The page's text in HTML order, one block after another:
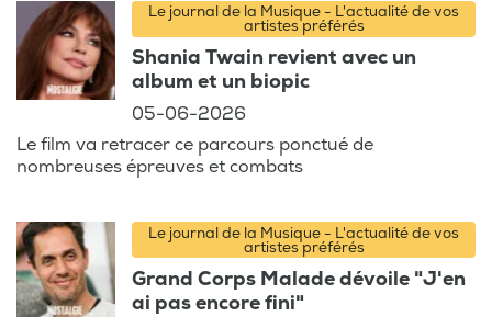
Le journal de la Musique - L'actualité de vos
artistes préférés
Shania Twain revient avec un
album et un biopic
05-06-2026
Le film va retracer ce parcours ponctué de
nombreuses épreuves et combats
Le journal de la Musique - L'actualité de vos
artistes préférés
Grand Corps Malade dévoile "J'en
ai pas encore fini"